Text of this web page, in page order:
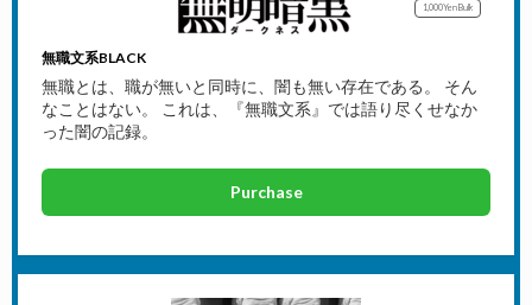
1,000YenBulk
無職文系BLACK
無職とは、職が無いと同時に、闇も無い存在である。 そん
なことはない。 これは、『無職文系』では語り尽くせなか
った闇の記録。
Purchase